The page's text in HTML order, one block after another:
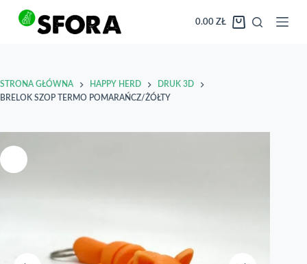
Koszyk
0.00 ZŁ
STRONA GŁÓWNA HAPPY HERD
DRUK 3D
BRELOK SZOP TERMO POMARAŃCZ/ŻÓŁTY